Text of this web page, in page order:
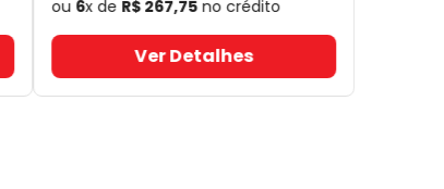
ou 6x de R$ 267,75 no crédito
Ver Detalhes